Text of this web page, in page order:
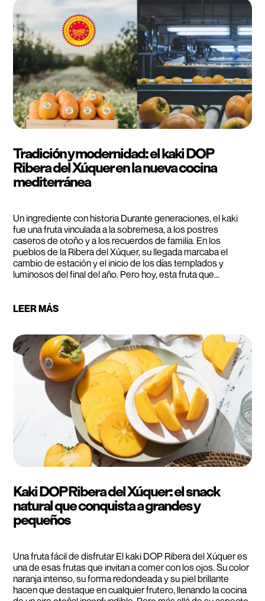
Tradición y modernidad: el kaki DOP
Ribera del Xúquer en la nueva cocina
mediterránea
Un ingrediente con historia Durante generaciones, el kaki
fue una fruta vinculada a la sobremesa, a los postres
caseros de otoño y a los recuerdos de familia. En los
pueblos de la Ribera del Xúquer, su llegada marcaba el
cambio de estación y el inicio de los días templados y
luminosos del final del año. Pero hoy, esta fruta que...
LEER MÁS
Kaki DOP Ribera del Xúquer: el snack
natural que conquista a grandes y
pequeños
Una fruta fácil de disfrutar El kaki DOP Ribera del Xúquer es
una de esas frutas que invitan a comer con los ojos. Su color
naranja intenso, su forma redondeada y su piel brillante
hacen que destaque en cualquier frutero, llenando la cocina